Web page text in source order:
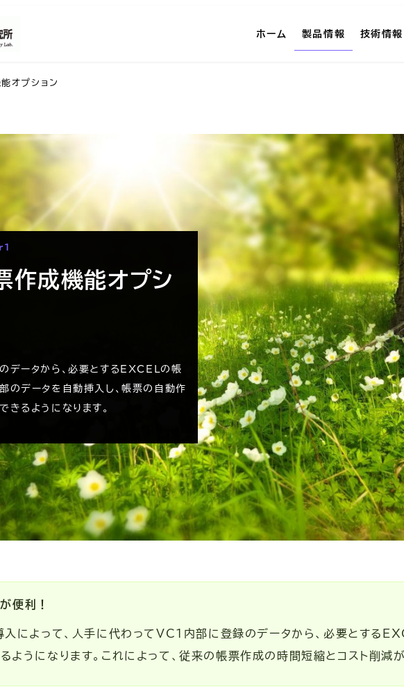
ホーム 製品情報 技術情報
オプション
作成機能オプシ
データから、必要とするEXCELの帳
のデータを自動挿入し、帳票の自動作
きるようになります。
便利！
入によって、人手に代わってVC1内部に登録のデータから、必要とする
ようになります。これによって、従来の帳票作成の時間短縮とコスト削減が